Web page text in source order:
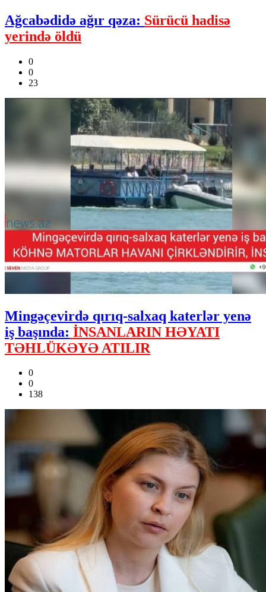
Ağcabədidə ağır qəza: Sürücü hadisə
yerində öldü
0
0
23
Mingəçevirdə qırıq-salxaq katerlər yenə
iş başında: İNSANLARIN HƏYATI
TƏHLÜKƏYƏ ATILIR
0
0
138